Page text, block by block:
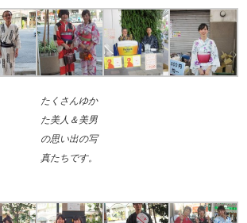
たくさんゆか
た美人＆美男
の思い出の写
真たちです。